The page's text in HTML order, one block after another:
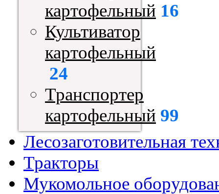
картофельный 16
Культиватор
картофельный
24
Транспортер
картофельный 99
Лесозаготовительная
Тракторы
Мукомольное